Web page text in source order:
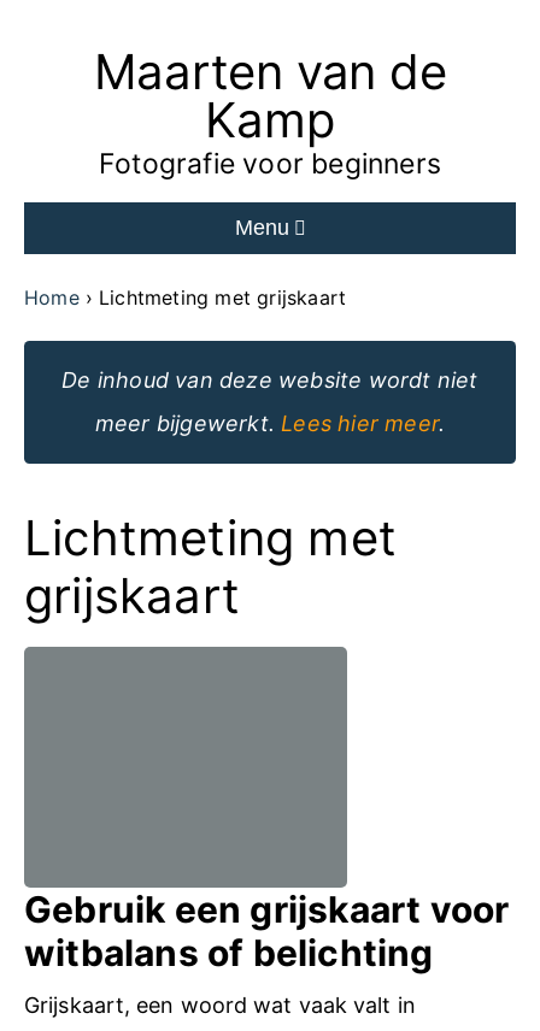
Maarten van de
Kamp
Fotografie voor beginners
Menu
Home Lichtmeting met grijskaart
De inhoud van deze website wordt niet
meer bijgewerkt. Lees hier meer.
Lichtmeting met
grijskaart
Gebruik een grijskaart voor
witbalans of belichting
Grijskaart, een woord wat vaak valt in